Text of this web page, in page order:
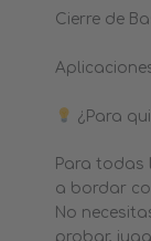
Cierre de
¿Para
Para todas
a bordar
No
probar,